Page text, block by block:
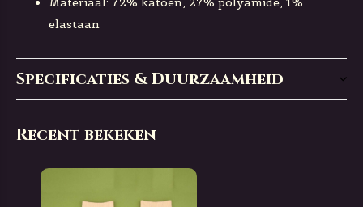
elastaan
Specificaties & Duurzaamheid
Recent bekeken